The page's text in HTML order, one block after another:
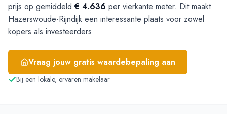
prijs op gemiddeld € 4.636 per vierkante meter. Dit maakt
Hazerswoude-Rijndijk een interessante plaats voor zowel
kopers als investeerders.
Vraag jouw gratis waardebepaling aan
Bij een lokale, ervaren makelaar